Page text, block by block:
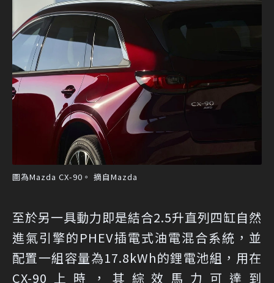
圖為Mazda CX-90。 摘自Mazda
至於另一具動力即是結合2.5升直列四缸自然
進氣引擎的PHEV插電式油電混合系統，並
配置一組容量為17.8kWh的鋰電池組，用在
CX-90上時，其綜效馬力可達到